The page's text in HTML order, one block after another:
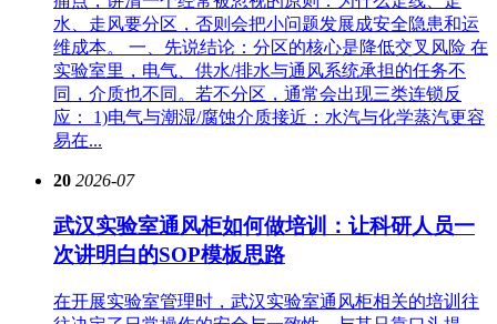
水、走风要分区，否则会把小问题发展成安全隐患和运
维成本。 一、先说结论：分区的核心是降低交叉风险 在
实验室里，电气、供水/排水与通风系统承担的任务不
同，介质也不同。若不分区，通常会出现三类连锁反
应： 1)电气与潮湿/腐蚀介质接近：水汽与化学蒸汽更容
易在...
20 2026-07
武汉实验室通风柜如何做培训：让科研人员一
次讲明白的SOP模板思路
在开展实验室管理时，武汉实验室通风柜相关的培训往